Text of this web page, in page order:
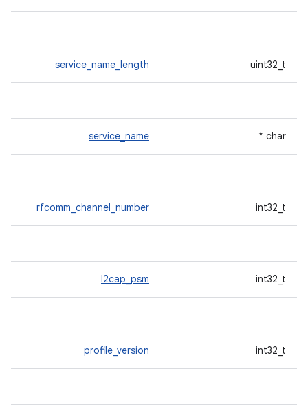
uint32_t
service_name_length
char *
service_name
int32_t
rfcomm_channel_number
int32_t
l2cap_psm
int32_t
profile_version